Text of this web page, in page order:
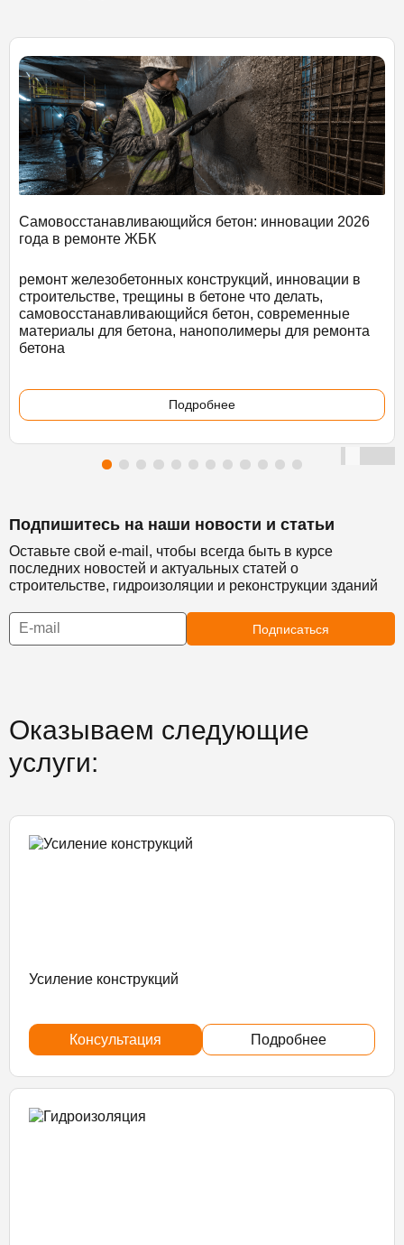
Самовосстанавливающийся бетон: инновации 2026
года в ремонте ЖБК
ремонт железобетонных конструкций, инновации в
строительстве, трещины в бетоне что делать,
самовосстанавливающийся бетон, современные
материалы для бетона, нанополимеры для ремонта
бетона
Подробнее
Подпишитесь на наши новости и статьи
Оставьте свой e-mail, чтобы всегда быть в курсе
последних новостей и актуальных статей о
строительстве, гидроизоляции и реконструкции зданий
Подписаться
Оказываем следующие
услуги:
Усиление конструкций
Консультация Подробнее